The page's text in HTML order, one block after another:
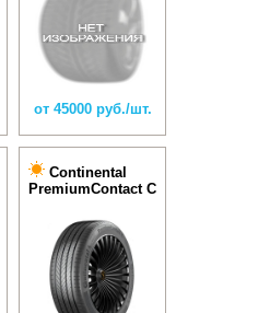
от 45000 руб./шт.
Continental
PremiumContact C